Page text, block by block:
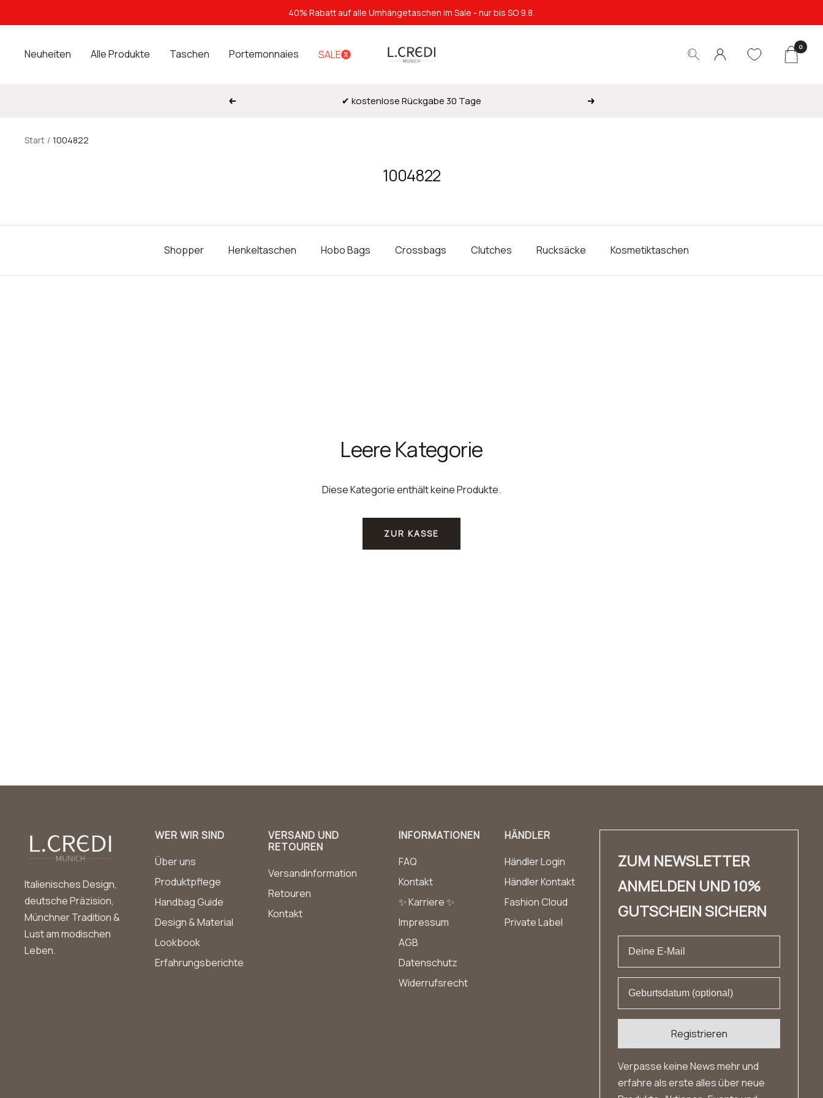
zum
40% Rabatt auf alle Umhängetaschen im Sale - nur bis SO 9.8.
Neuheiten Alle Produkte Taschen Portemonnaies SALE
L.Credi
0
Zurück ✔ kostenlose Rückgabe 30 Tage Weiter
Start 1004822
1004822
Shopper Henkeltaschen Hobo Bags Crossbags Clutches Rucksäcke Kosmetiktaschen
Leere Kategorie
Diese Kategorie enthält keine Produkte.
ZUR KASSE
Italienisches Design,
deutsche Präzision,
Münchner Tradition &
Lust am modischen
Leben.
WER WIR SIND
Über uns
Produktpflege
Handbag Guide
Design & Material
Lookbook
Erfahrungsberichte
VERSAND UND
RETOUREN
Versandinformation
Retouren
Kontakt
INFORMATIONEN
FAQ
Kontakt
✨ Karriere ✨
Impressum
AGB
Datenschutz
Widerrufsrecht
HÄNDLER
Händler Login
Händler Kontakt
Fashion Cloud
Private Label
ZUM NEWSLETTER
ANMELDEN UND 10%
GUTSCHEIN SICHERN
Registrieren
Verpasse keine News mehr und
erfahre als erste alles über neue